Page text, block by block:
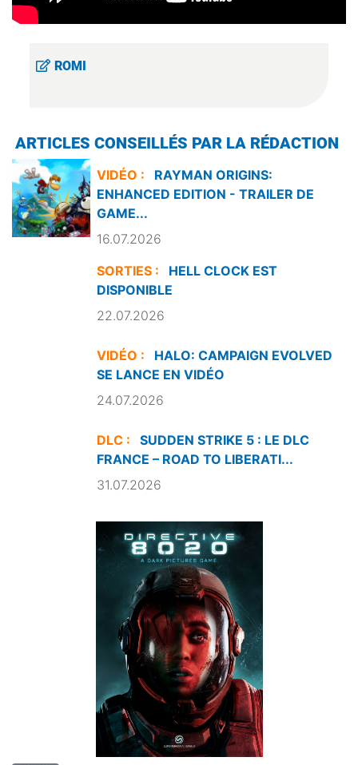
ROMI
ARTICLES CONSEILLÉS PAR LA RÉDACTION
VIDÉO :
RAYMAN ORIGINS:
ENHANCED EDITION - TRAILER DE
GAME...
16.07.2026
SORTIES :
HELL CLOCK EST
DISPONIBLE
22.07.2026
VIDÉO :
HALO: CAMPAIGN EVOLVED
SE LANCE EN VIDÉO
24.07.2026
DLC :
SUDDEN STRIKE 5 : LE DLC
FRANCE – ROAD TO LIBERATI...
31.07.2026